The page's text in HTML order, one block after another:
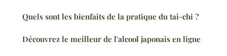
Quels sont les bienfaits de la pratique du tai-chi ?
Découvrez le meilleur de l'alcool japonais en ligne